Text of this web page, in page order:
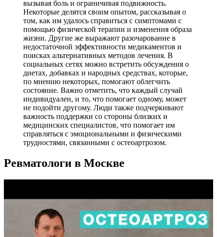
вызывая боль и ограничивая подвижность.
Некоторые делятся своим опытом, рассказывая о
том, как им удалось справиться с симптомами с
помощью физической терапии и изменения образа
жизни. Другие же выражают разочарование в
недостаточной эффективности медикаментов и
поисках альтернативных методов лечения. В
социальных сетях можно встретить обсуждения о
диетах, добавках и народных средствах, которые,
по мнению некоторых, помогают облегчить
состояние. Важно отметить, что каждый случай
индивидуален, и то, что помогает одному, может
не подойти другому. Люди также подчеркивают
важность поддержки со стороны близких и
медицинских специалистов, что помогает им
справляться с эмоциональными и физическими
трудностями, связанными с остеоартрозом.
Ревматологи в Москве